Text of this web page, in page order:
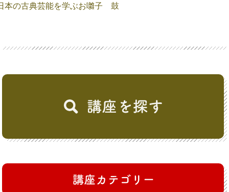
本の古典芸能を学ぶお囃子 鼓